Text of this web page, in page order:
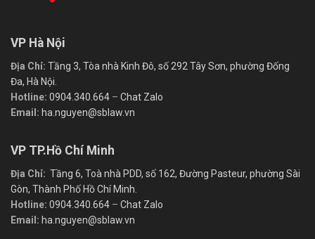
VP Hà Nội
Địa Chỉ: Tầng 3, Tòa nhà Kinh Đô, số 292 Tây Sơn, phường Đống
Đa, Hà Nội.
Hotline: 0904.340.664 – Chat Zalo
Email: ha.nguyen@sblaw.vn
VP TP.Hồ Chí Minh
Địa Chỉ: Tầng 6, Toà nhà PDD, số 162, Đường Pasteur, phường Sài
Gòn, Thành Phố Hồ Chí Minh.
Hotline: 0904.340.664 – Chat Zalo
Email: ha.nguyen@sblaw.vn